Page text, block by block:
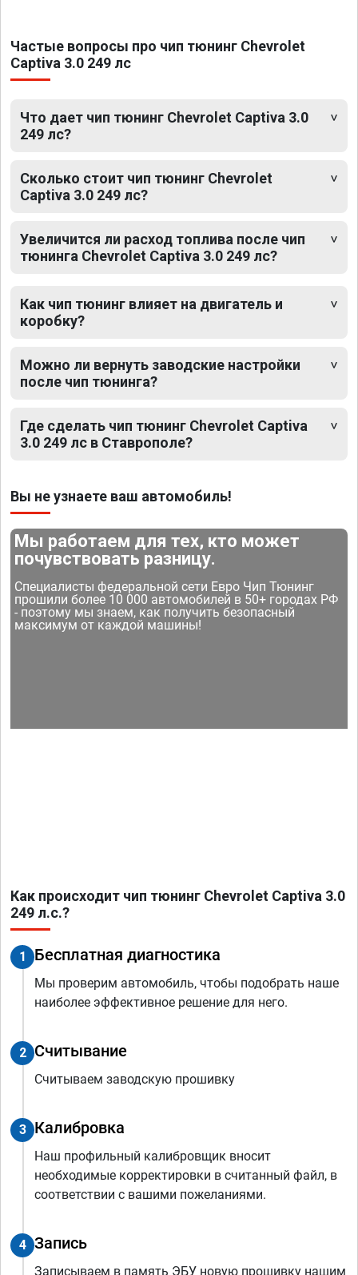
Частые вопросы про чип тюнинг Chevrolet
Captiva 3.0 249 лс
Что дает чип тюнинг Chevrolet Captiva 3.0
249 лс?
Сколько стоит чип тюнинг Chevrolet
Captiva 3.0 249 лс?
Увеличится ли расход топлива после чип
тюнинга Chevrolet Captiva 3.0 249 лс?
Как чип тюнинг влияет на двигатель и
коробку?
Можно ли вернуть заводские настройки
после чип тюнинга?
Где сделать чип тюнинг Chevrolet Captiva
3.0 249 лс в Ставрополе?
Вы не узнаете ваш автомобиль!
Мы работаем для тех, кто может
почувствовать разницу.
Специалисты федеральной сети Евро Чип Тюнинг
прошили более 10 000 автомобилей в 50+ городах РФ
- поэтому мы знаем, как получить безопасный
максимум от каждой машины!
Как происходит чип тюнинг Chevrolet Captiva 3.0
249 л.с.?
1 Бесплатная диагностика
Мы проверим автомобиль, чтобы подобрать наше
наиболее эффективное решение для него.
2 Считывание
Считываем заводскую прошивку
3 Калибровка
Наш профильный калибровщик вносит
необходимые корректировки в считанный файл, в
соответствии с вашими пожеланиями.
4 Запись
Записываем в память ЭБУ новую прошивку нашим